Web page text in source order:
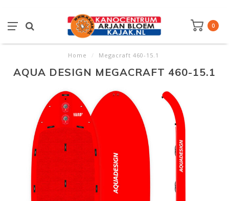
0
Home / Megacraft 460-15.1
AQUA DESIGN MEGACRAFT 460-15.1